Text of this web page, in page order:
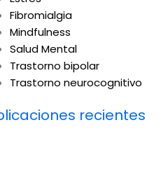
Fibromialgia
Mindfulness
Salud Mental
Trastorno bipolar
Trastorno neurocognitivo
recientes